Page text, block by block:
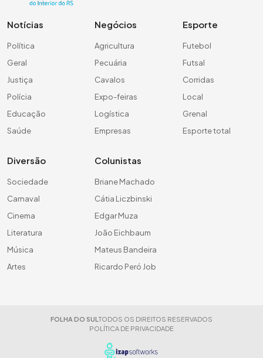
Notícias
Política
Geral
Justiça
Polícia
Educação
Saúde
Negócios
Agricultura
Pecuária
Cavalos
Expo-feiras
Logística
Empresas
Esporte
Futebol
Futsal
Corridas
Local
Grenal
Esporte total
Diversão
Sociedade
Carnaval
Cinema
Literatura
Música
Artes
Colunistas
Briane Machado
Cátia Liczbinski
Edgar Muza
João Eichbaum
Mateus Bandeira
Ricardo Peró Job
FOLHA DO SUL TODOS OS DIREITOS RESERVADOS
POLÍTICA DE PRIVACIDADE